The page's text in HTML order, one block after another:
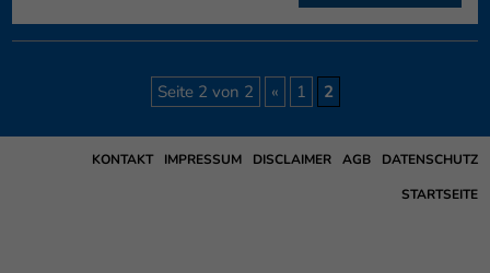
Seite 2 von 2 « 1 2
DATENSCHUTZ
AGB
DISCLAIMER
IMPRESSUM
KONTAKT
STARTSEITE